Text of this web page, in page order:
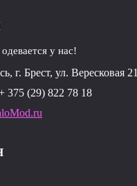
у нас!
г. Брест, ул. Вересковая 21
375 (29) 822 78 18